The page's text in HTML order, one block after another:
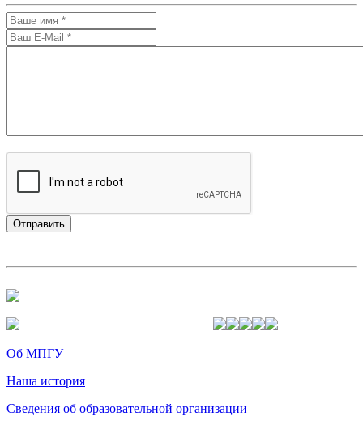
Об МПГУ
Наша история
Сведения об образовательной организации